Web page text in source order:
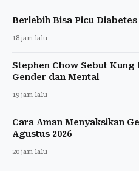
Berlebih Bisa Picu
18 jam lalu
Stephen Chow Sebut
Gender dan Mental
19 jam lalu
Cara Aman Menyaksikan
Agustus 2026
20 jam lalu